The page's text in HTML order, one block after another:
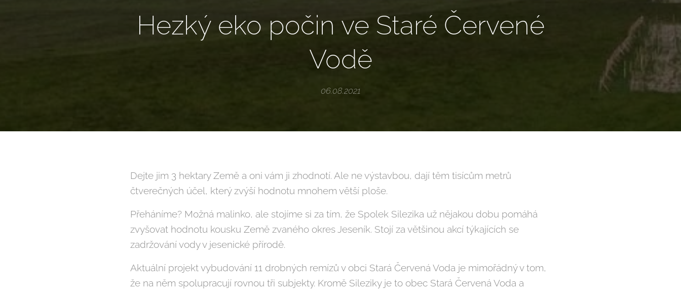
Hezký eko počin ve Staré Červené
Vodě
06.08.2021
Dejte jim 3 hektary Země a oni vám ji zhodnotí. Ale ne výstavbou, dají těm tisícům metrů
čtverečných účel, který zvýší hodnotu mnohem větší ploše.
Přeháníme? Možná malinko, ale stojíme si za tím, že Spolek Silezika už nějakou dobu pomáhá
zvyšovat hodnotu kousku Země zvaného okres Jeseník. Stojí za většinou akcí týkajících se
zadržování vody v jesenické přírodě.
Aktuální projekt vybudování 11 drobných remízů v obci Stará Červená Voda je mimořádný v tom,
že na něm spolupracují rovnou tři subjekty. Kromě Sileziky je to obec Stará Červená Voda a